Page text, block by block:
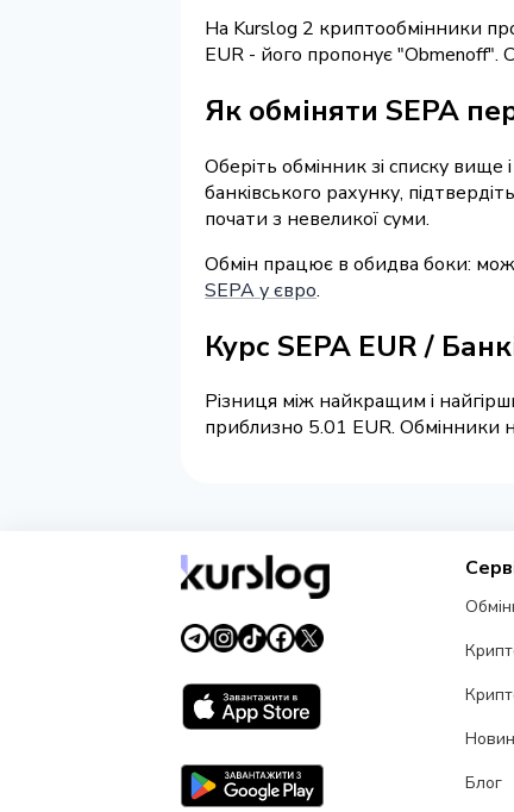
На Kurslog 2 криптообмінники
EUR - його пропонує "Obmenoff".
Як обміняти SEPA
Оберіть обмінник зі списку
банківського рахунку,
почати з невеликої суми.
Обмін працює в обидва боки:
SEPA у євро.
Курс SEPA EUR /
Різниця між найкращим і
приблизно 5.01 EUR. Обмінники
Блог